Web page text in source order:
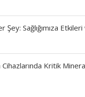
Şey: Sağlığımıza
Kritik